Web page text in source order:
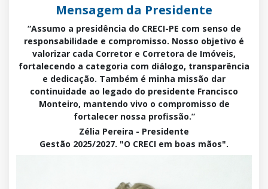
Mensagem da Presidente
“Assumo a presidência do CRECI-PE com senso de
responsabilidade e compromisso. Nosso objetivo é
valorizar cada Corretor e Corretora de Imóveis,
fortalecendo a categoria com diálogo, transparência
e dedicação. Também é minha missão dar
continuidade ao legado do presidente Francisco
Monteiro, mantendo vivo o compromisso de
fortalecer nossa profissão.”
Zélia Pereira - Presidente
Gestão 2025/2027. "O CRECI em boas mãos".